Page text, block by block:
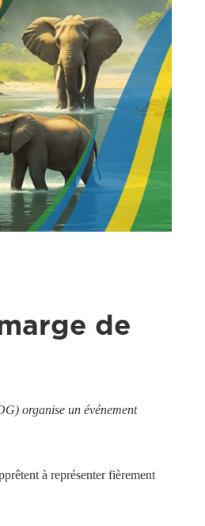
de
organise un événement
à représenter fièrement